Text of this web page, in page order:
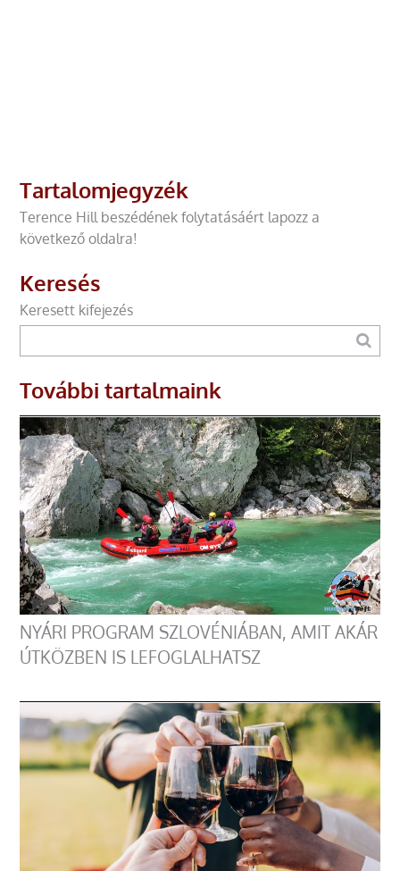
Tartalomjegyzék
Terence Hill beszédének folytatásáért lapozz a
következő oldalra!
Keresés
Keresett kifejezés
További tartalmaink
NYÁRI PROGRAM SZLOVÉNIÁBAN, AMIT AKÁR
ÚTKÖZBEN IS LEFOGLALHATSZ